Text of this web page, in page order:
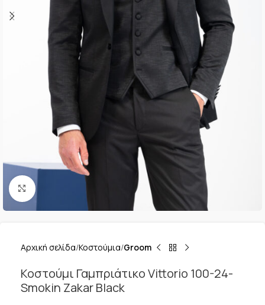
Κλικ για μεγέθυνση
Αρχική σελίδα Κοστούμια Groom
Κοστούμι Γαμπριάτικο Vittorio 100-24-
Smokin Zakar Black